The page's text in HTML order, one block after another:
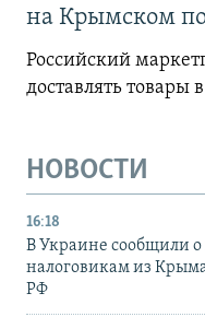
на Крымском
Российский
доставлять
НОВОСТИ
16:18
В Украине сообщили
налоговикам из
РФ